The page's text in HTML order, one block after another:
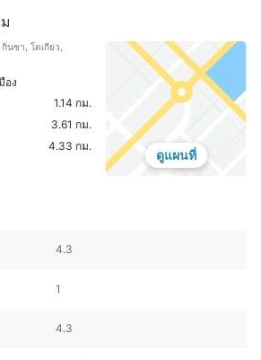
นซา, โตเกียว,
อง
1.14 กม.
3.61 กม.
4.33 กม.
ดูแผนที่
4.3
1
4.3